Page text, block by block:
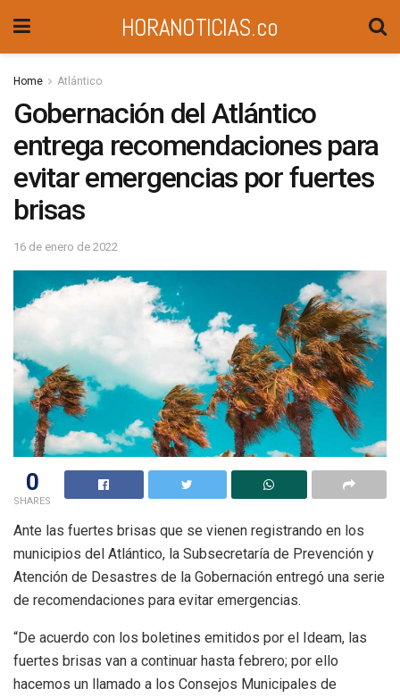
HORANOTICIAS.co
Home Atlántico
Gobernación del Atlántico
entrega recomendaciones para
evitar emergencias por fuertes
brisas
16 de enero de 2022
0
SHARES
Ante las fuertes brisas que se vienen registrando en los
municipios del Atlántico, la Subsecretaría de Prevención y
Atención de Desastres de la Gobernación entregó una serie
de recomendaciones para evitar emergencias.
“De acuerdo con los boletines emitidos por el Ideam, las
fuertes brisas van a continuar hasta febrero; por ello
hacemos un llamado a los Consejos Municipales de